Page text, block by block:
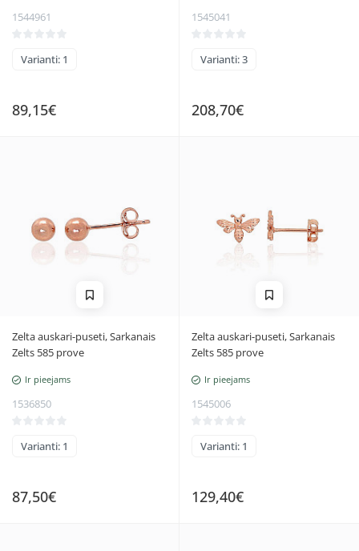
1544961
Varianti: 1
89,15€
1545041
Varianti: 3
208,70€
Zelta auskari-puseti, Sarkanais
Zelts 585 prove
Ir pieejams
1536850
Varianti: 1
87,50€
Zelta auskari-puseti, Sarkanais
Zelts 585 prove
Ir pieejams
1545006
Varianti: 1
129,40€